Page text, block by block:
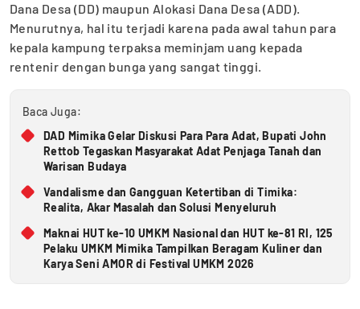
Dana Desa (DD) maupun Alokasi Dana Desa (ADD).
Menurutnya, hal itu terjadi karena pada awal tahun para
kepala kampung terpaksa meminjam uang kepada
rentenir dengan bunga yang sangat tinggi.
Baca Juga:
DAD Mimika Gelar Diskusi Para Para Adat, Bupati John
Rettob Tegaskan Masyarakat Adat Penjaga Tanah dan
Warisan Budaya
Vandalisme dan Gangguan Ketertiban di Timika:
Realita, Akar Masalah dan Solusi Menyeluruh
Maknai HUT ke-10 UMKM Nasional dan HUT ke-81 RI, 125
Pelaku UMKM Mimika Tampilkan Beragam Kuliner dan
Karya Seni AMOR di Festival UMKM 2026